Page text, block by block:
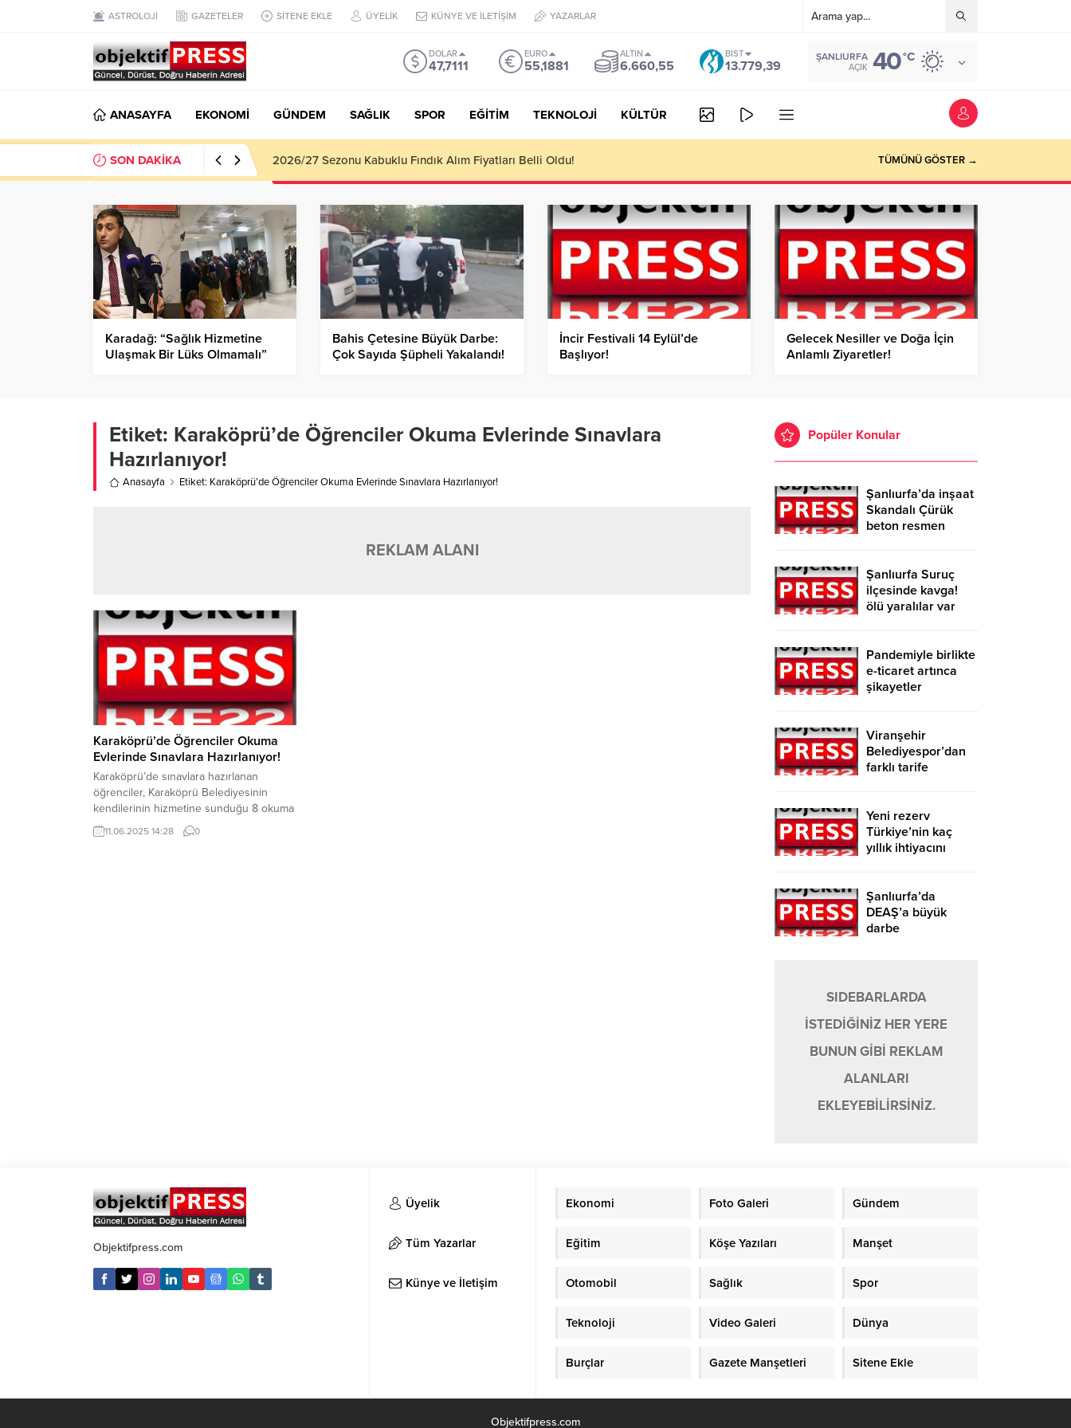
ASTROLOJİ GAZETELER SİTENE EKLE ÜYELİK KÜNYE VE İLETİŞİM YAZARLAR
DOLAR
47,7111
EURO
55,1881
ALTIN
6.660,55
BIST
13.779,39
ŞANLIURFA
AÇIK 40°C
ANASAYFA EKONOMİ GÜNDEM SAĞLIK SPOR EĞİTİM TEKNOLOJİ KÜLTÜR
SON DAKİKA Haliliye Belediyesi Her Gün 4 Bin 898 Kişiye Sıcak Yemek Ulaştırıyor! TÜMÜNÜ GÖSTER →
Karadağ: “Sağlık Hizmetine
Ulaşmak Bir Lüks Olmamalı”
Bahis Çetesine Büyük Darbe:
Çok Sayıda Şüpheli Yakalandı!
İncir Festivali 14 Eylül’de
Başlıyor!
Gelecek Nesiller ve Doğa İçin
Anlamlı Ziyaretler!
Etiket: Karaköprü’de Öğrenciler Okuma Evlerinde Sınavlara
Hazırlanıyor!
Anasayfa Etiket: Karaköprü’de Öğrenciler Okuma Evlerinde Sınavlara Hazırlanıyor!
REKLAM ALANI
Karaköprü’de Öğrenciler Okuma
Evlerinde Sınavlara Hazırlanıyor!
Karaköprü’de sınavlara hazırlanan
öğrenciler, Karaköprü Belediyesinin
kendilerinin hizmetine sunduğu 8 okuma
evi ve merkez kütüphanede sessiz ve
konforlu bir ortamda sınavlara
11.06.2025 14:28 0
Popüler Konular
Şanlıurfa’da inşaat
Skandalı Çürük
beton resmen
Şanlıurfa Suruç
ilçesinde kavga!
ölü yaralılar var
Pandemiyle birlikte
e-ticaret artınca
şikayetler
Viranşehir
Belediyespor’dan
farklı tarife
Yeni rezerv
Türkiye’nin kaç
yıllık ihtiyacını
Şanlıurfa’da
DEAŞ’a büyük
darbe
SIDEBARLARDA
İSTEDİĞİNİZ HER YERE
BUNUN GİBİ REKLAM
ALANLARI
EKLEYEBİLİRSİNİZ.
Objektifpress.com
Üyelik
Tüm Yazarlar
Künye ve İletişim
Ekonomi Foto Galeri Gündem
Eğitim Köşe Yazıları Manşet
Otomobil Sağlık Spor
Teknoloji Video Galeri Dünya
Burçlar Gazete Manşetleri Sitene Ekle
Objektifpress.com